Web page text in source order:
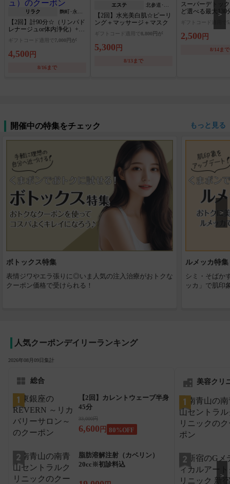
＞
リラク
麴町･永田
町･半蔵門
【2回】計90分☆（リンパド
レナージュor体内浄化）+ヘ
ギフトコード適用で 7,000円が
4,500 円
8/16まで
エステ
北参道･
代々木
【2回】水光美白肌☆ピーリ
ング＋マッサージ＋マスク
ギフトコード適用で 8,800円が
5,300 円
8/13まで
スーパーデトッ
ど選べる最大
ギフトコード適用で
2,500 円
8/14まで
開催中の特集をチェック もっと見る
ボトックス特集
表情ジワやエラ張りに◎いま人気の注入治療がおトクな
クーポン価格で受けられる！
ルメッカ特集
シミ・そばか
ッカ」で肌印
＞
人気クーポンデイリーランキング
2026年08月09日集計
＞
総合
【2回】カレントウェーブ半身
45分
33,000円
6,600 円 80%OFF
脂肪溶解注射（カベリン）
20cc※初診料込
美容クリ